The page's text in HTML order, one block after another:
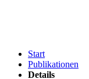
Start
Publikationen
Details